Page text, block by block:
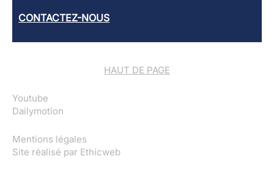
CONTACTEZ-NOUS
HAUT DE PAGE
Youtube
Dailymotion
Mentions légales
Site réalisé par Ethicweb